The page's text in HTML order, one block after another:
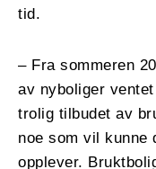
tid.
– Fra sommeren
av nyboliger
trolig tilbudet av
noe som vil kunne
opplever.